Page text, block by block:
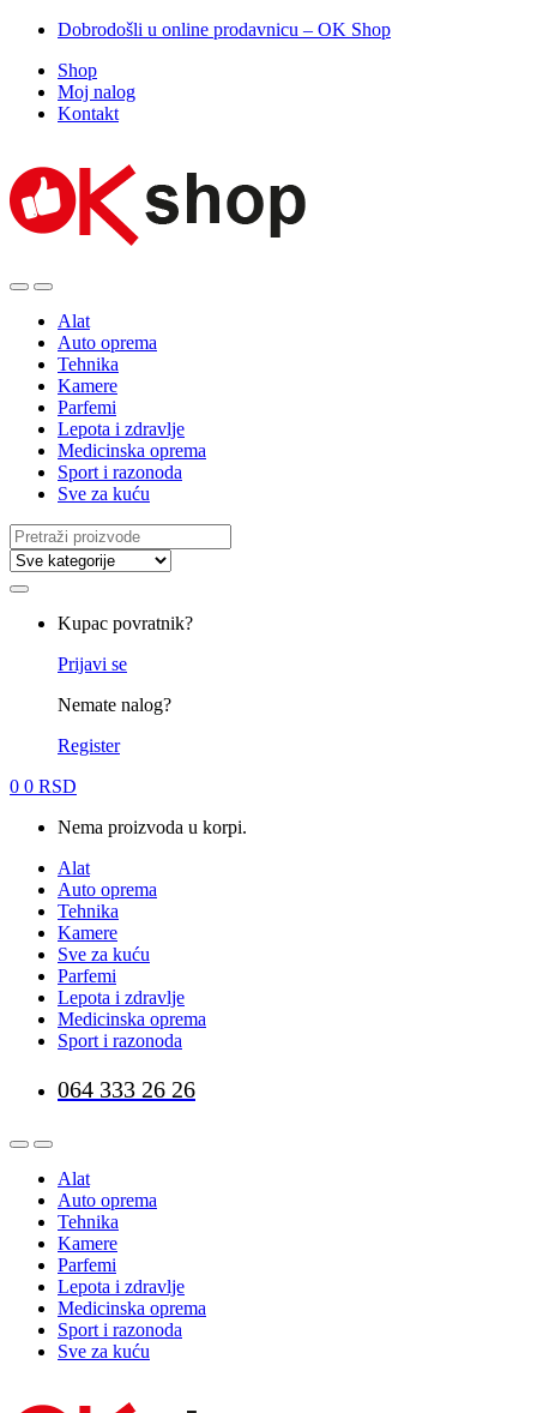
Dobrodošli u online prodavnicu – OK Shop
Shop
Moj nalog
Kontakt
Alat
Auto oprema
Tehnika
Kamere
Parfemi
Lepota i zdravlje
Medicinska oprema
Sport i razonoda
Sve za kuću
Search
for:
Kupac povratnik?
Prijavi se
Nemate nalog?
Register
0 0 RSD
Nema proizvoda u korpi.
Alat
Auto oprema
Tehnika
Kamere
Sve za kuću
Parfemi
Lepota i zdravlje
Medicinska oprema
Sport i razonoda
064 333 26 26
Alat
Auto oprema
Tehnika
Kamere
Parfemi
Lepota i zdravlje
Medicinska oprema
Sport i razonoda
Sve za kuću